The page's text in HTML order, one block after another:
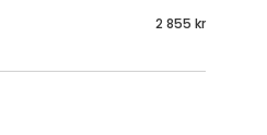
2 855 kr